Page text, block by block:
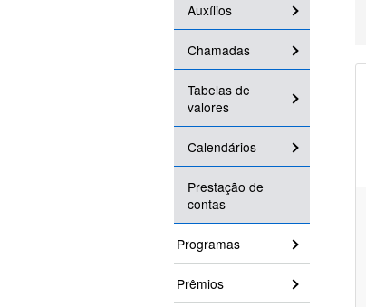
Auxílios
Chamadas
Tabelas de
valores
Calendários
Prestação de
contas
Programas
Prêmios